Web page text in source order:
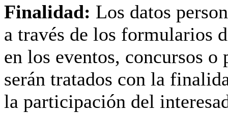
Finalidad: Los datos
a través de los formularios
en los eventos, concursos o
serán tratados con la
la participación del